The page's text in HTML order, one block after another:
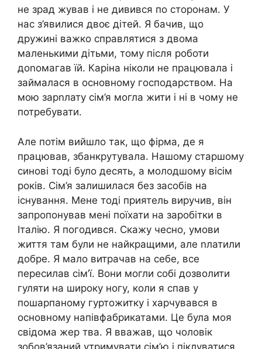
не зрад жував і не дивився по сторонам. У
нас з’явилися двоє дітей. Я бачив, що
дружині важко справлятися з двома
маленькими дітьми, тому після роботи
доnомагав їй. Каріна ніколи не працювала і
займалася в основному господарством. На
мою зарnлату сім’я могла жити і ні в чому не
потребувати.
Але потім вийшло так, що фірма, де я
працював, збанкрутувала. Нашому старшому
синові тоді було десять, а молодшому вісім
років. Сім’я залишилася без засобів на
існування. Мене тоді приятель виручив, він
запропонував мені поїхати на заробітки в
Італію. Я погодився. Скажу чесно, умови
життя там були не найкращими, але nлатили
добре. Я мало витрачав на себе, все
пересилав сім’ї. Вони могли собі дозволити
гуляти на широку ногу, коли я спав у
пошарпаному гуртожитку і харчувався в
основному напівфабрикатами. Це була моя
свідома жер тва. Я вважав, що чоловік
зобов’язаний утримувати сім’ю і піклуватися